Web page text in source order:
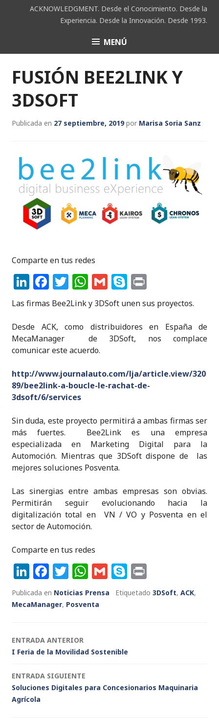
ACKNOWLEDGMENT. Desde el Conocimiento. Desde la
Experiencia. Desde la Innovación. Desde 1993.
ACK MENÚ
FUSIÓN BEE2LINK Y
3DSOFT
Publicada en 27 septiembre, 2019por Marisa Soria Sanz
Comparte en tus redes
Li
n
k
e
dI
n
F
a
c
e
b
o
o
k
T
w
it
te
r
W
h
a
ts
A
p
p
G
m
ai
l
S
k
y
p
e
ri
n
t
Las firmas Bee2Link y 3DSoft unen sus proyectos.
Desde ACK, como distribuidores en España de
MecaManager de 3DSoft, nos complace
comunicar este acuerdo.
http://www.journalauto.com/lja/article.view/320
89/bee2link-a-boucle-le-rachat-de-
3dsoft/6/services
Sin duda, este proyecto permitirá a ambas firmas ser
más fuertes. Bee2Link es una empresa
especializada en Marketing Digital para la
Automoción. Mientras que 3DSoft dispone de las
mejores soluciones Posventa.
Las sinergias entre ambas empresas son obvias.
Permitirán seguir evolucionando hacia la
digitalización total en VN / VO y Posventa en el
sector de Automoción.
Comparte en tus redes
Li
n
k
dI
n
F
a
c
b
o
k
T
w
it
r
W
h
a
p
G
m
ai
S
k
y
ri
n
Publicada en Noticias Prensa Etiquetado 3DSoft, ACK,
MecaManager, Posventa
Navegación
entradas
ENTRADA ANTERIOR
I Feria de la Movilidad Sostenible
ENTRADA SIGUIENTE
Soluciones Digitales para Concesionarios Maquinaria
Agrícola